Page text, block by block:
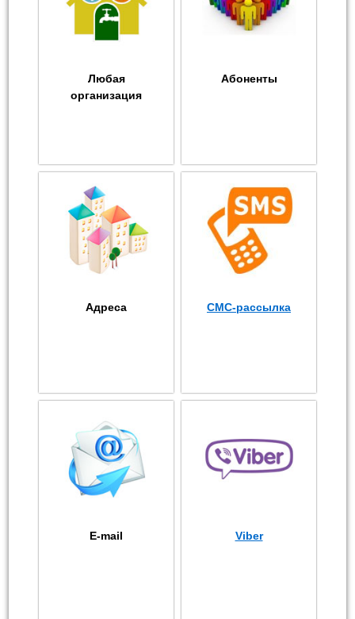
Любая
организация
Абоненты
Адреса СМС-рассылка
E-mail Viber